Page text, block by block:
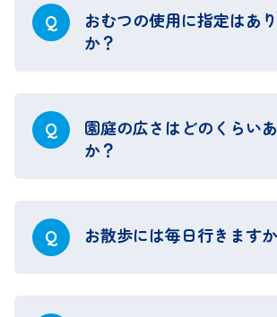
Q
おむつの使用に指定はあ
か？
Q
園庭の広さはどのくらい
か？
Q お散歩には毎日行きます